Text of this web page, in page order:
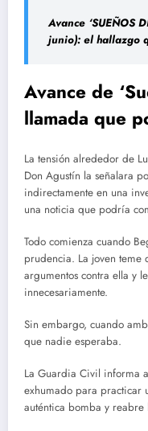
Avance ‘SUEÑOS
junio): el hallazgo
Avance de
llamada que
La tensión alrededor de
Don Agustín la señalara
indirectamente en una
una noticia que podría
Todo comienza cuando
prudencia. La joven
argumentos contra ella y
innecesariamente.
Sin embargo, cuando
que nadie esperaba.
La Guardia Civil informa
exhumado para practicar
auténtica bomba y